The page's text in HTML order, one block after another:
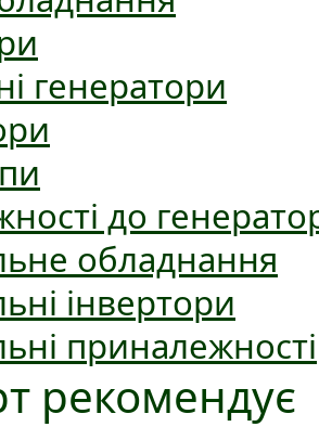
генератори
до
обладнання
інвертори
приналежності
рекомендує